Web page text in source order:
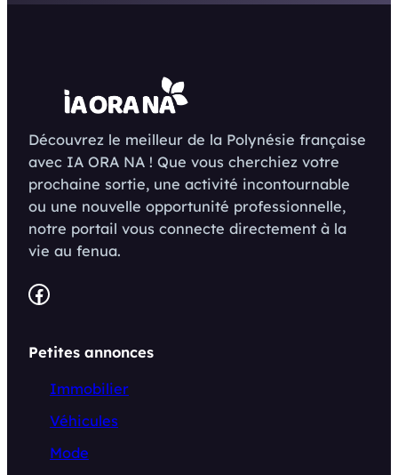
Découvrez le meilleur de la Polynésie française
avec IA ORA NA ! Que vous cherchiez votre
prochaine sortie, une activité incontournable
ou une nouvelle opportunité professionnelle,
notre portail vous connecte directement à la
vie au fenua.
Facebook
Petites annonces
Immobilier
Véhicules
Mode